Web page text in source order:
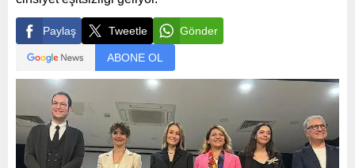
Paylaş Tweetle Gönder
ABONE OL